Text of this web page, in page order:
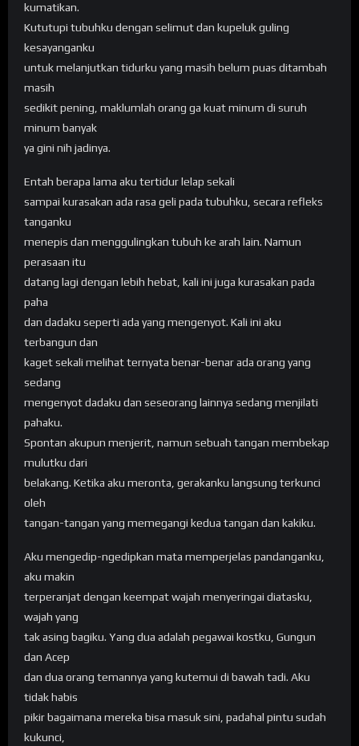
kumatikan.
Kututupi tubuhku dengan selimut dan kupeluk guling
kesayanganku
untuk melanjutkan tidurku yang masih belum puas ditambah
masih
sedikit pening, maklumlah orang ga kuat minum di suruh
minum banyak
ya gini nih jadinya.
Entah berapa lama aku tertidur lelap sekali
sampai kurasakan ada rasa geli pada tubuhku, secara refleks
tanganku
menepis dan menggulingkan tubuh ke arah lain. Namun
perasaan itu
datang lagi dengan lebih hebat, kali ini juga kurasakan pada
paha
dan dadaku seperti ada yang mengenyot. Kali ini aku
terbangun dan
kaget sekali melihat ternyata benar-benar ada orang yang
sedang
mengenyot dadaku dan seseorang lainnya sedang menjilati
pahaku.
Spontan akupun menjerit, namun sebuah tangan membekap
mulutku dari
belakang. Ketika aku meronta, gerakanku langsung terkunci
oleh
tangan-tangan yang memegangi kedua tangan dan kakiku.
Aku mengedip-ngedipkan mata memperjelas pandanganku,
aku makin
terperanjat dengan keempat wajah menyeringai diatasku,
wajah yang
tak asing bagiku. Yang dua adalah pegawai kostku, Gungun
dan Acep
dan dua orang temannya yang kutemui di bawah tadi. Aku
tidak habis
pikir bagaimana mereka bisa masuk sini, padahal pintu sudah
kukunci,